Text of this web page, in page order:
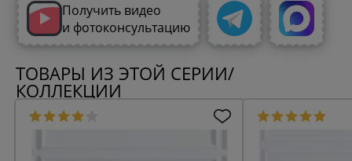
Получить видео
и фотоконсультацию
ТОВАРЫ ИЗ ЭТОЙ СЕРИИ/
КОЛЛЕКЦИИ